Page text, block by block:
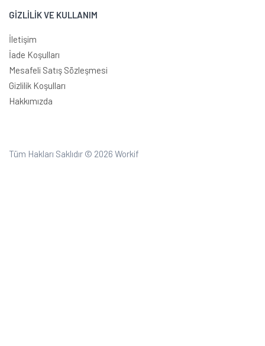
GİZLİLİK VE KULLANIM
İletişim
İade Koşulları
Mesafeli Satış Sözleşmesi
Gizlilik Koşulları
Hakkımızda
Tüm Hakları Saklıdır © 2026 Workif